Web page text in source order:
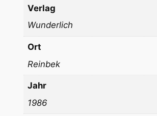
Verlag
Wunderlich
Ort
Reinbek
Jahr
1986